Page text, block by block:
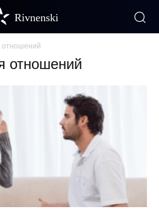
Rivnenski
отношений
отношений